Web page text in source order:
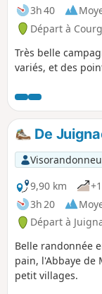
3h 40
Départ à
Très belle
variés, et des
De
9,90 km
3h 20
Départ à
Belle randonnée
pain, l'Abbaye de
petit villages.